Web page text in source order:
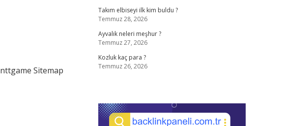
nttgame Sitemap
Takım elbiseyi ilk kim buldu ?
Temmuz 28, 2026
Ayvalık neleri meşhur ?
Temmuz 27, 2026
Kozluk kaç para ?
Temmuz 26, 2026